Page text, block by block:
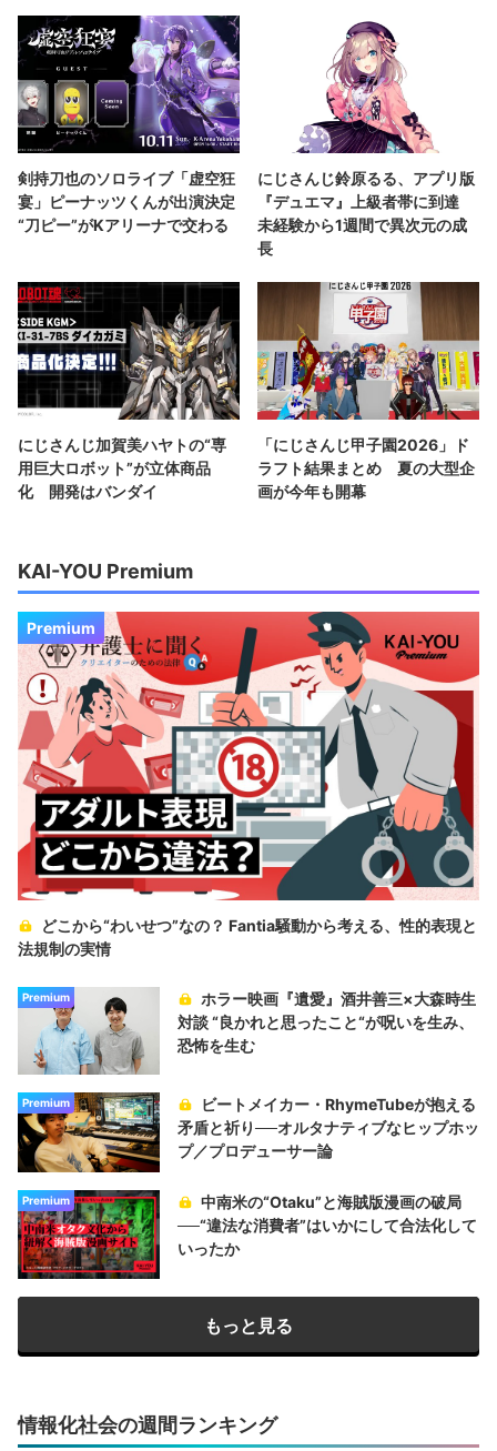
剣持刀也のソロライブ「虚空狂
宴」ピーナッツくんが出演決定
“刀ピー”がKアリーナで交わる
にじさんじ鈴原るる、アプリ版
『デュエマ』上級者帯に到達
未経験から1週間で異次元の成
長
にじさんじ加賀美ハヤトの“専
用巨大ロボット”が立体商品
化 開発はバンダイ
「にじさんじ甲子園2026」ド
ラフト結果まとめ 夏の大型企
画が今年も開幕
KAI-YOU Premium
Premium
どこから“わいせつ”なの？ Fantia騒動から考える、性的表現と
法規制の実情
Premium
ホラー映画『遺愛』酒井善三×大森時生
対談 “良かれと思ったこと“が呪いを生み、
恐怖を生む
Premium
ビートメイカー・RhymeTubeが抱える
矛盾と祈り──オルタナティブなヒップホッ
プ／プロデューサー論
Premium
中南米の“Otaku”と海賊版漫画の破局
──“違法な消費者”はいかにして合法化して
いったか
もっと見る
情報化社会の週間ランキング